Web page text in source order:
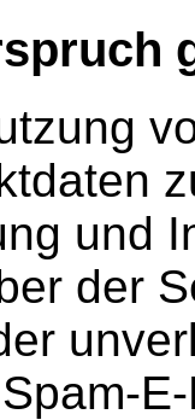
und
der